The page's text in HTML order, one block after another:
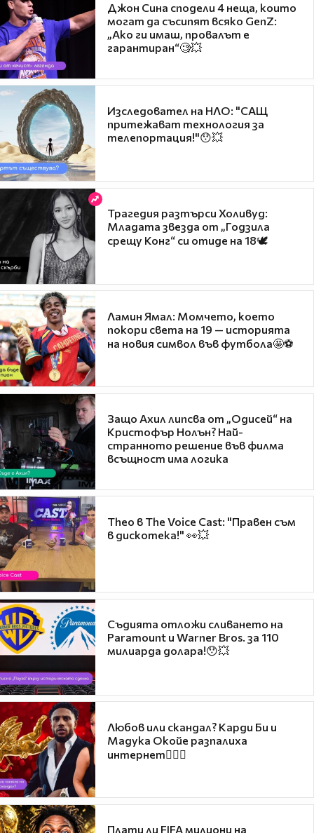
Джон Сина сподели 4 неща, които
могат да съсипят всяко GenZ:
„Ако ги имаш, провалът е
гарантиран“🧐💥
Изследовател на НЛО: "САЩ
притежават технология за
телепортация!"😯💥
Трагедия разтърси Холивуд:
Младата звезда от „Годзила
срещу Конг“ си отиде на 18🕊️
Ламин Ямал: Момчето, което
покори света на 19 — историята
на новия символ във футбола🤩⚽
Защо Ахил липсва от „Одисей“ на
Кристофър Нолън? Най-
странното решение във филма
всъщност има логика
Theo в The Voice Cast: "Правен съм
в дискотека!" 👀💥
Съдията отложи сливането на
Paramount и Warner Bros. за 110
милиарда долара!😯💥
Любов или скандал? Карди Би и
Мадука Окойе разпалиха
интернет❤️‍🔥🔥
Плати ли FIFA милиони на